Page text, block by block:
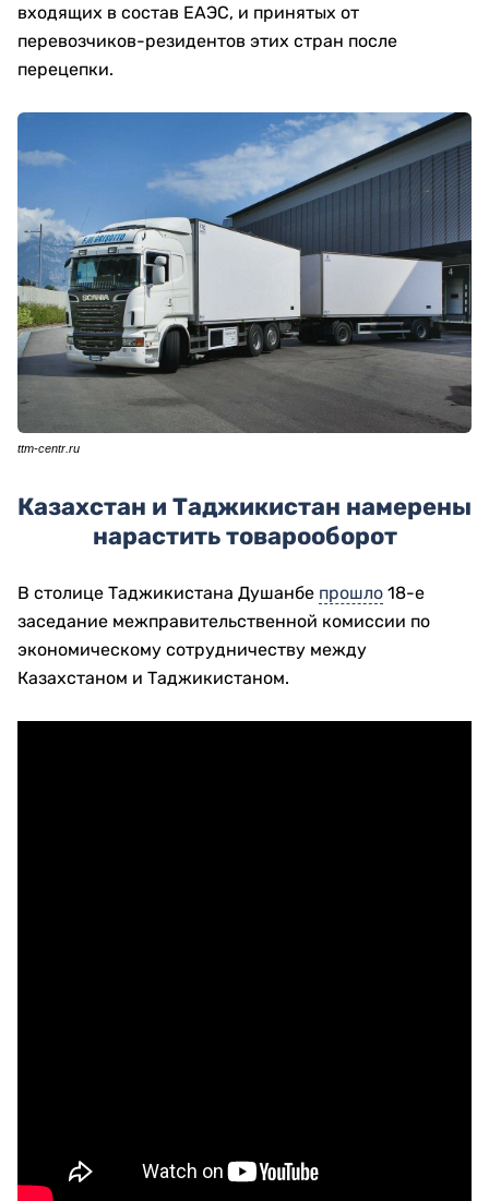
входящих в состав ЕАЭС, и принятых от
перевозчиков-резидентов этих стран после
перецепки.
ttm-centr.ru
Казахстан и Таджикистан намерены
нарастить товарооборот
В столице Таджикистана Душанбе прошло 18-е
заседание межправительственной комиссии по
экономическому сотрудничеству между
Казахстаном и Таджикистаном.